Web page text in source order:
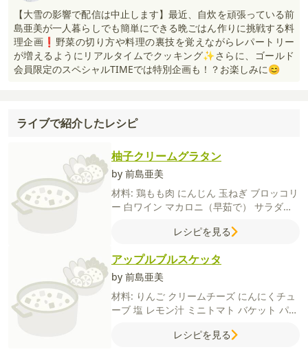
【大雪の影響で配信は中止します】最近、自炊を頑張っている前
島亜美が一人暮らしでも簡単にできる晩ごはん作りに挑戦する料
理企画❗野菜の切り方や料理の裏技を覚えながらレパートリー
が増えるようにリアルタイムでクッキング✨さらに、ゴールド
会員限定のスペシャルTIMEでは特別企画も！？お楽しみに😊
ライブで紹介したレシピ
柚子クリームグラタン
by 前島亜美
材料: 鶏もも肉 にんじん 玉ねぎ ブロッコリ
ー 白ワイン マカロニ（早茹で） サラダ油
レシピを見る
アップルブルスケッタ
by 前島亜美
材料: りんご クリームチーズ にんにくチュ
ーブ 塩 レモン汁 ミニトマト バケット パセ
レシピを見る